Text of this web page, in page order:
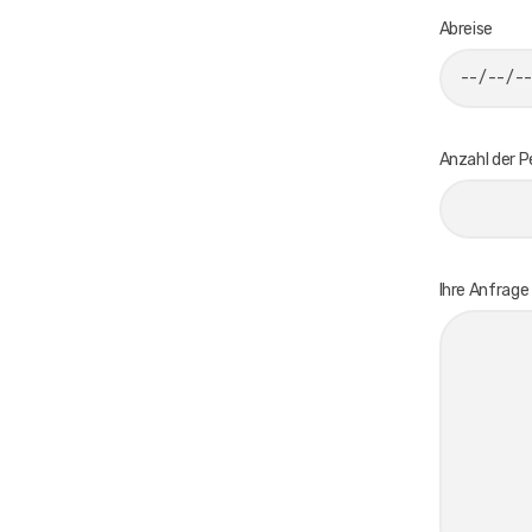
Abreise
Anzahl der
Ihre Anfrage